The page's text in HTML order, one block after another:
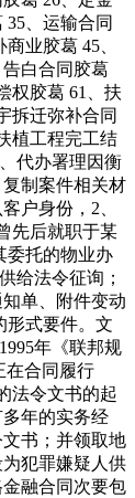
、运输合同
业胶葛 45、
白合同胶葛
权胶葛 61、扶
拆迁弥补合同
植工程完工结
代办署理因衡
制案件相关材
户身份，2、
先后就职于某
委托的物业办
给法令征询；
单、附件变动
形式要件。文
年《联邦规
在合同履行
法令文书的起
年的实务经
书；并领取地
犯罪嫌疑人供
融合同次要包